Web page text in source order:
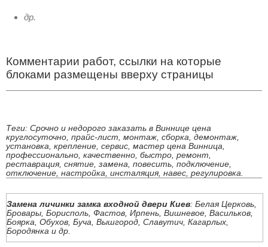
др.
Комментарии работ, ссылки на которые
блоками размещены вверху страницы
Теги: Срочно и недорого заказать в Виннице цена
круглосуточно, прайс-лист, монтаж, сборка, демонтаж,
установка, крепление, сервис, мастер цена Винница,
профессионально, качественно, быстро, ремонт,
реставрация, снятие, замена, повесить, подключение,
отключение, настройка, инсталяция, навес, регулировка.
Замена личинки замка входной двери Киев: Белая Церковь,
Бровары, Борисполь, Фастов, Ирпень, Вишневое, Васильков,
Боярка, Обухов, Буча, Вышгород, Славутич, Кагарлых,
Бородянка и др.